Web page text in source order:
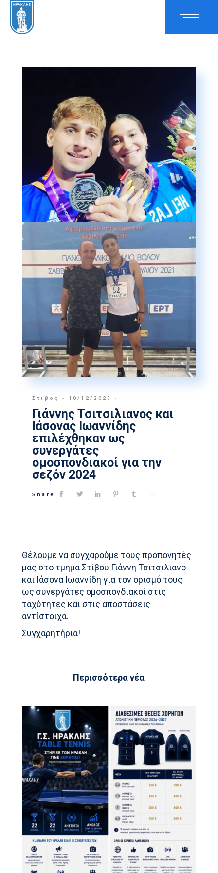
Στιβος 10/12/2023
Γιάννης Τσιτσιλιανος και
Ιάσονας Ιωαννίδης
επιλέχθηκαν ως
συνεργάτες
ομοσπονδιακοί για την
σεζόν 2024
Share
Θέλουμε να συγχαρούμε τους προπονητές
μας στο τμημα Στίβου Γιάννη Τσιτσιλιανο
και Ιάσονα Ιωαννίδη για τον ορισμό τους
ως συνεργάτες ομοσπονδιακοί στις
ταχύτητες και στις αποστάσεις
αντίστοιχα.
Συγχαρητήρια!
Περισσότερα νέα